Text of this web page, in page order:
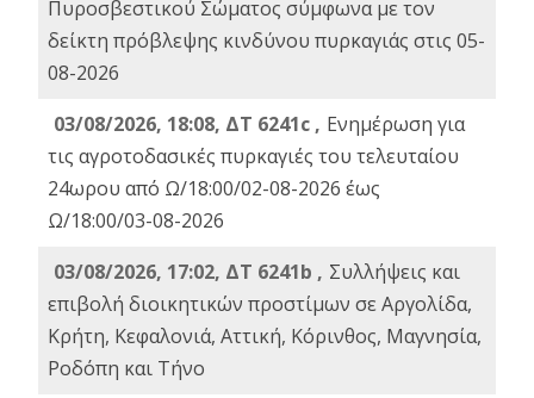
Πυροσβεστικού Σώματος σύμφωνα με τον
δείκτη πρόβλεψης κινδύνου πυρκαγιάς στις 05-
08-2026
03/08/2026, 18:08, ΔΤ 6241c , Ενημέρωση για
τις αγροτοδασικές πυρκαγιές του τελευταίου
24ωρου από Ω/18:00/02-08-2026 έως
Ω/18:00/03-08-2026
03/08/2026, 17:02, ΔΤ 6241b , Συλλήψεις και
επιβολή διοικητικών προστίμων σε Αργολίδα,
Κρήτη, Κεφαλονιά, Αττική, Κόρινθος, Μαγνησία,
Ροδόπη και Τήνο